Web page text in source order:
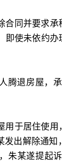
同并要求承
即使未依约
退房屋，承
于居住使用
出解除通知
朱某遂提起